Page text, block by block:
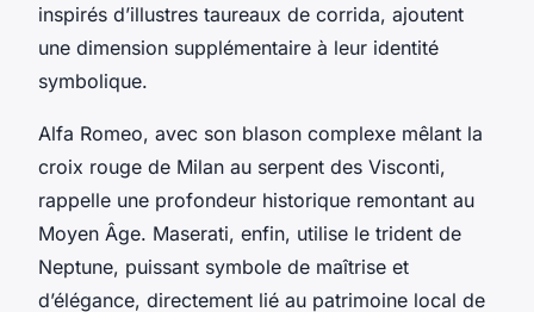
inspirés d’illustres taureaux de corrida, ajoutent
une dimension supplémentaire à leur identité
symbolique.
Alfa Romeo, avec son blason complexe mêlant la
croix rouge de Milan au serpent des Visconti,
rappelle une profondeur historique remontant au
Moyen Âge. Maserati, enfin, utilise le trident de
Neptune, puissant symbole de maîtrise et
d’élégance, directement lié au patrimoine local de